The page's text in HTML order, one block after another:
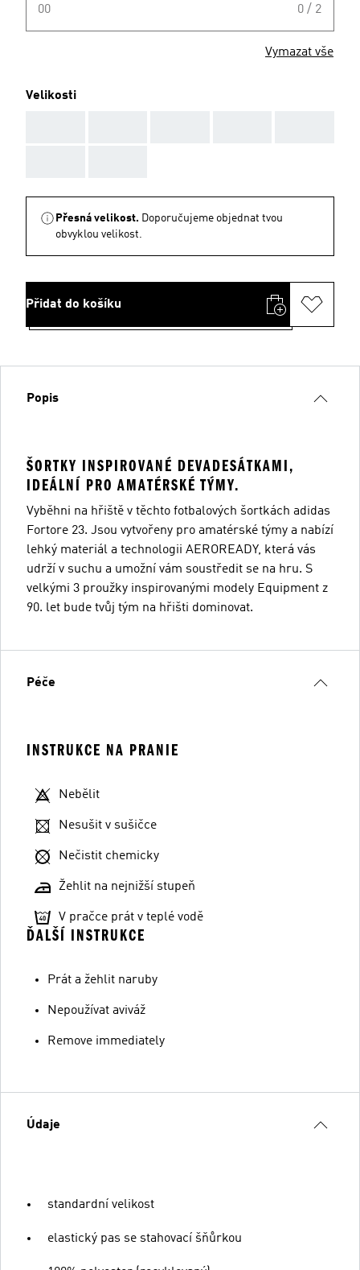
00 0 / 2
Vymazat vše
Velikosti
Přesná velikost. Doporučujeme objednat tvou
obvyklou velikost.
Přidat do košíku
Popis
ŠORTKY INSPIROVANÉ DEVADESÁTKAMI,
IDEÁLNÍ PRO AMATÉRSKÉ TÝMY.
Vyběhni na hřiště v těchto fotbalových šortkách adidas
Fortore 23. Jsou vytvořeny pro amatérské týmy a nabízí
lehký materiál a technologii AEROREADY, která vás
udrží v suchu a umožní vám soustředit se na hru. S
velkými 3 proužky inspirovanými modely Equipment z
90. let bude tvůj tým na hřišti dominovat.
Péče
INSTRUKCE NA PRANIE
Nebělit
Nesušit v sušičce
Nečistit chemicky
Žehlit na nejnižší stupeň
V pračce prát v teplé vodě
ĎALŠÍ INSTRUKCE
Prát a žehlit naruby
Nepoužívat aviváž
Remove immediately
Údaje
standardní velikost
elastický pas se stahovací šňůrkou